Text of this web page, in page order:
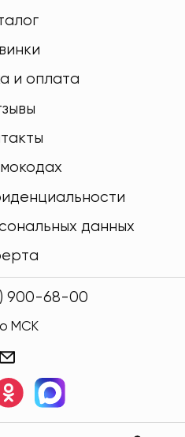
и оплата
данных
900-68-00
МСК